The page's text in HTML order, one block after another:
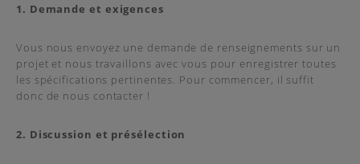
1. Demande et exigences
Vous nous envoyez une demande de renseignements sur un
projet et nous travaillons avec vous pour enregistrer toutes
les spécifications pertinentes. Pour commencer, il suffit
donc de nous contacter !
2. Discussion et présélection